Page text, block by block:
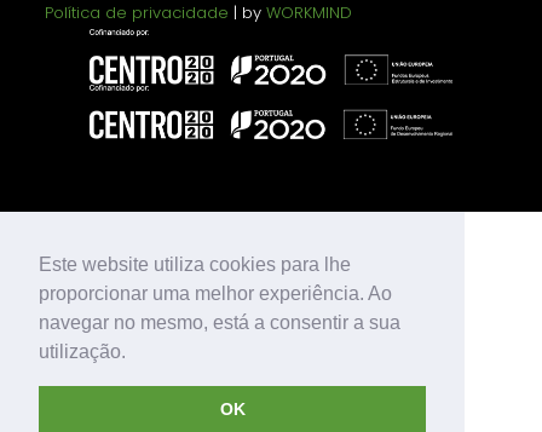
Este website utiliza cookies para lhe
proporcionar uma melhor experiência. Ao
navegar no mesmo, está a consentir a sua
utilização.
OK
Política de privacidade | byWORKMIND